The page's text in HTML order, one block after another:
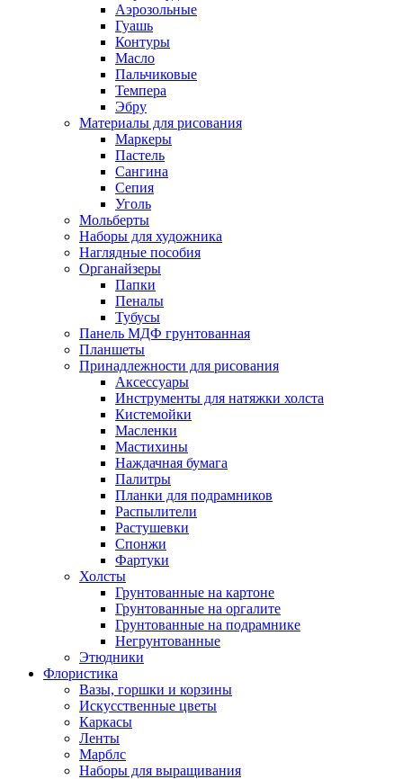
Аэрозольные
Гуашь
Контуры
Масло
Пальчиковые
Темпера
Эбру
Материалы для рисования
Маркеры
Пастель
Сангина
Сепия
Уголь
Мольберты
Наборы для художника
Наглядные пособия
Органайзеры
Папки
Пеналы
Тубусы
Панель МДФ грунтованная
Планшеты
Принадлежности для рисования
Аксессуары
Инструменты для натяжки холста
Кистемойки
Масленки
Мастихины
Наждачная бумага
Палитры
Планки для подрамников
Распылители
Растушевки
Спонжи
Фартуки
Холсты
Грунтованные на картоне
Грунтованные на оргалите
Грунтованные на подрамнике
Негрунтованные
Этюдники
Флористика
Вазы, горшки и корзины
Искусственные цветы
Каркасы
Ленты
Марблс
Наборы для выращивания